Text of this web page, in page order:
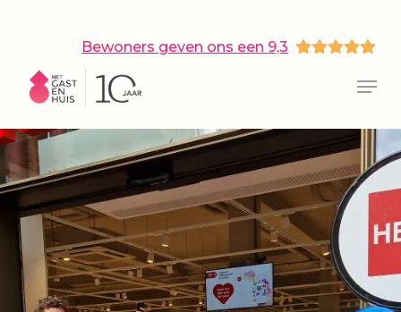
Bewoners geven ons een 9,3
Menu
Close